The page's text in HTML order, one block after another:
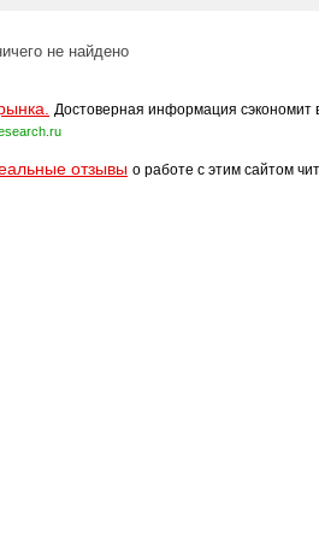
не найдено
Достоверная информация
отзывы о работе с этим сайтом